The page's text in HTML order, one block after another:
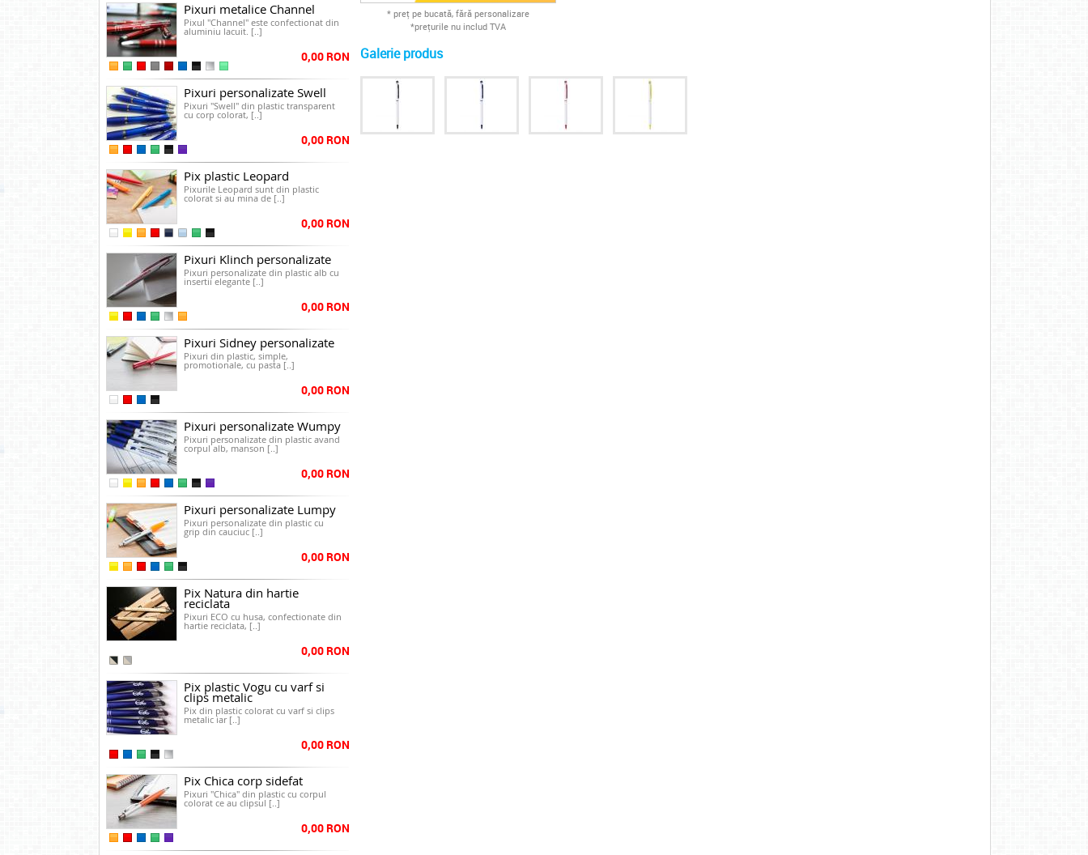
Pixuri metalice Channel
Pixul "Channel" este confectionat din
aluminiu lacuit. [..]
0,00 RON
Pixuri personalizate Swell
Pixuri "Swell" din plastic transparent
cu corp colorat, [..]
0,00 RON
Pix plastic Leopard
Pixurile Leopard sunt din plastic
colorat si au mina de [..]
0,00 RON
Pixuri Klinch personalizate
Pixuri personalizate din plastic alb cu
insertii elegante [..]
0,00 RON
Pixuri Sidney personalizate
Pixuri din plastic, simple,
promotionale, cu pasta [..]
0,00 RON
Pixuri personalizate Wumpy
Pixuri personalizate din plastic avand
corpul alb, manson [..]
0,00 RON
Pixuri personalizate Lumpy
Pixuri personalizate din plastic cu
grip din cauciuc [..]
0,00 RON
Pix Natura din hartie
reciclata
Pixuri ECO cu husa, confectionate din
hartie reciclata, [..]
0,00 RON
Pix plastic Vogu cu varf si
clips metalic
Pix din plastic colorat cu varf si clips
metalic iar [..]
0,00 RON
Pix Chica corp sidefat
Pixuri "Chica" din plastic cu corpul
colorat ce au clipsul [..]
0,00 RON
* preţ pe bucată, fără personalizare
*preţurile nu includ TVA
Galerie produs